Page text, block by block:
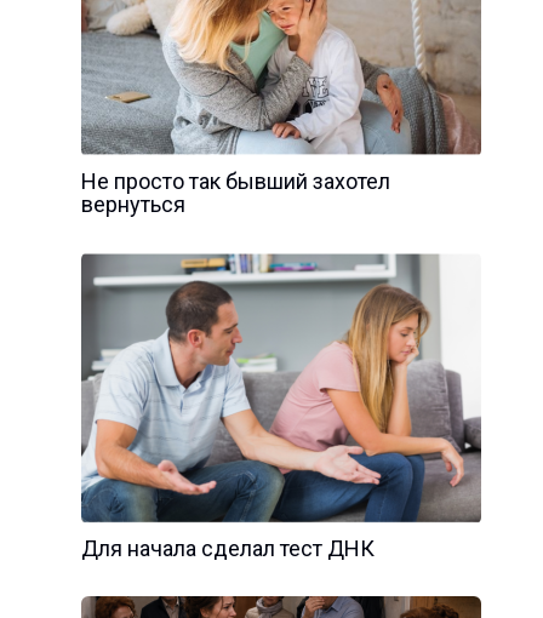
Не просто так бывший захотел
вернуться
Для начала сделал тест ДНК